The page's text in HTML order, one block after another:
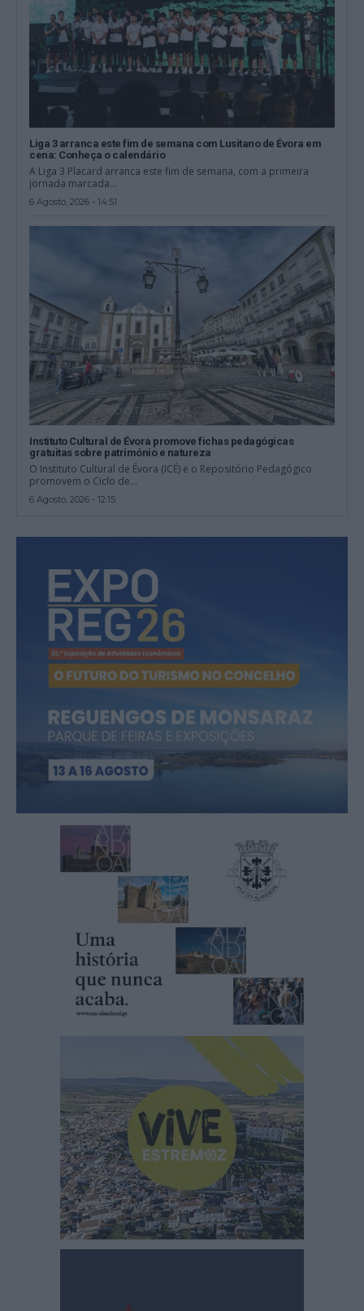
Liga 3 arranca este fim de semana com Lusitano de Évora em
cena: Conheça o calendário
A Liga 3 Placard arranca este fim de semana, com a primeira
jornada marcada...
6 Agosto, 2026 - 14:51
Instituto Cultural de Évora promove fichas pedagógicas
gratuitas sobre património e natureza
O Instituto Cultural de Évora (ICÉ) e o Repositório Pedagógico
promovem o Ciclo de...
6 Agosto, 2026 - 12:15